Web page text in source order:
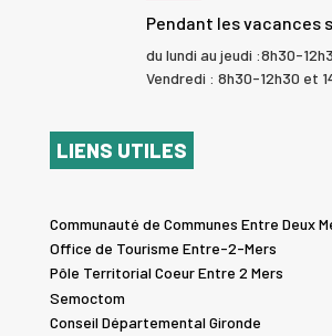
Pendant les vacances
du lundi au jeudi :8h30-
Vendredi : 8h30-12h30 et
LIENS UTILES
Communauté de Communes Entre Deux
Office de Tourisme Entre-2-Mers
Pôle Territorial Coeur Entre 2 Mers
Semoctom
Conseil Départemental Gironde